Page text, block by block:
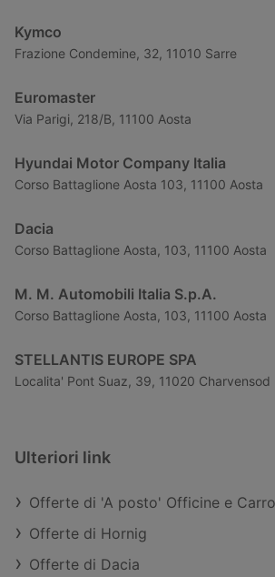
Kymco
Frazione Condemine, 32, 11010 Sarre
Euromaster
Via Parigi, 218/B, 11100 Aosta
Hyundai Motor Company Italia
Corso Battaglione Aosta 103, 11100 Aosta
Dacia
Corso Battaglione Aosta, 103, 11100 Aosta
M. M. Automobili Italia S.p.A.
Corso Battaglione Aosta, 103, 11100 Aosta
STELLANTIS EUROPE SPA
Localita' Pont Suaz, 39, 11020 Charvensod
Ulteriori link
Offerte di 'A posto' Officine e
Offerte di Hornig
Offerte di Dacia